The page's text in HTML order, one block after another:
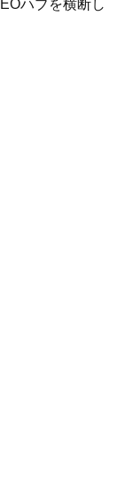
ハブを横断し